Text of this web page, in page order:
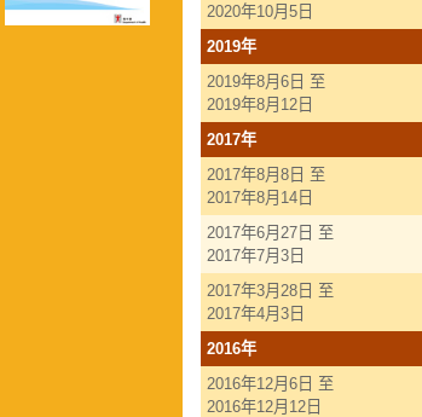
2020年10月5日
2019年
2019年8月6日 至
2019年8月12日
2017年
2017年8月8日 至
2017年8月14日
2017年6月27日 至
2017年7月3日
2017年3月28日 至
2017年4月3日
2016年
2016年12月6日 至
2016年12月12日